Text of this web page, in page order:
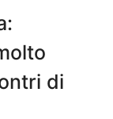
di